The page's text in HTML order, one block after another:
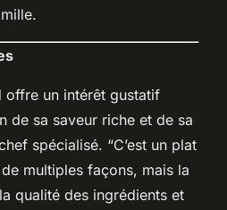
offre un intérêt gustatif
de sa saveur riche et de sa
spécialisé. “C’est un plat
multiples façons, mais la
qualité des ingrédients et